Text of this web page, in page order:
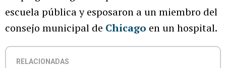
escuela pública y esposaron a un miembro del
consejo municipal de Chicago en un hospital.
RELACIONADAS